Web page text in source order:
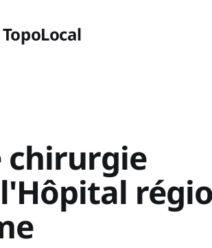
TopoLocal
chirurgie